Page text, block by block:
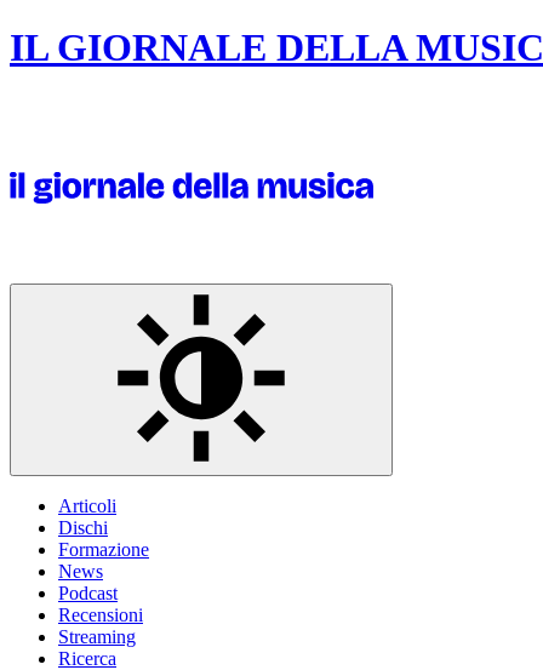
IL GIORNALE DELLA
Articoli
Dischi
Formazione
News
Podcast
Recensioni
Streaming
Ricerca